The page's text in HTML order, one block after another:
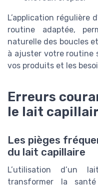
L’application régulière
routine adaptée,
naturelle des boucles
à ajuster votre routine
vos produits et les
Erreurs
le lait
Les pièges
du lait capillaire
L’utilisation d’un
transformer la